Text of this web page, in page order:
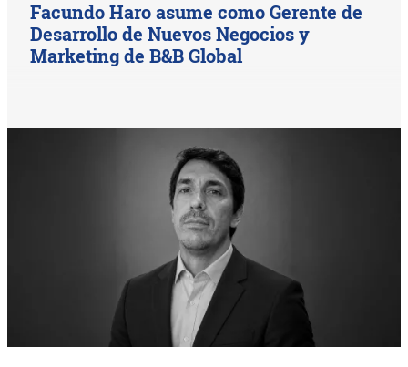
Facundo Haro asume como Gerente de
Desarrollo de Nuevos Negocios y
Marketing de B&B Global